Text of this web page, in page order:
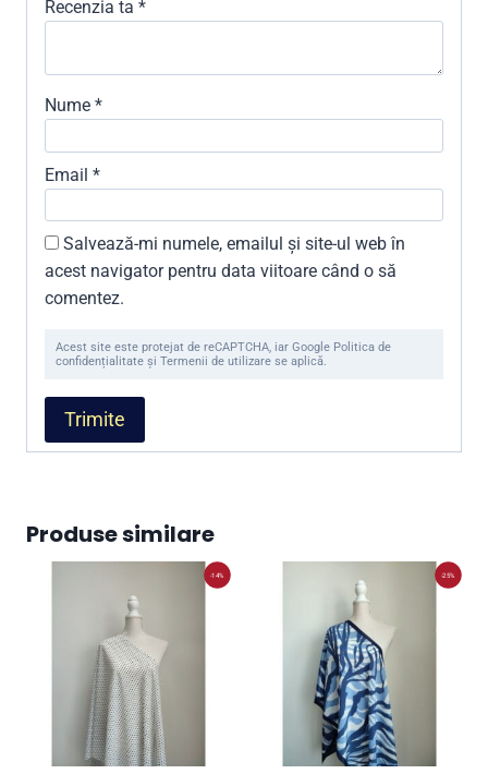
Recenzia ta *
Nume *
Email *
Salvează-mi numele, emailul și site-ul web în
acest navigator pentru data viitoare când o să
comentez.
Acest site este protejat de reCAPTCHA, iar Google Politica de
confidențialitate și Termenii de utilizare se aplică.
Produse similare
-14% -25%